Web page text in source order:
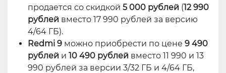
продается со скидкой 5 000 рублей (12 990
рублей вместо 17 990 рублей за версию
4/64 ГБ).
Redmi 9 можно приобрести по цене 9 490
рублей и 10 490 рублей вместо 11 990 и 13
990 рублей за версии 3/32 ГБ и 4/64 ГБ,